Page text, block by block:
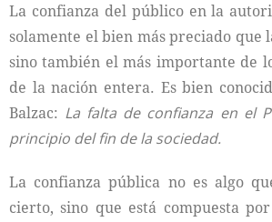
La confianza del público en la
solamente el bien más preciado que
sino también el más importante de
de la nación entera. Es bien
Balzac: La falta de confianza en el
principio del fin de la sociedad.
La confianza pública no es algo
cierto, sino que está compuesta